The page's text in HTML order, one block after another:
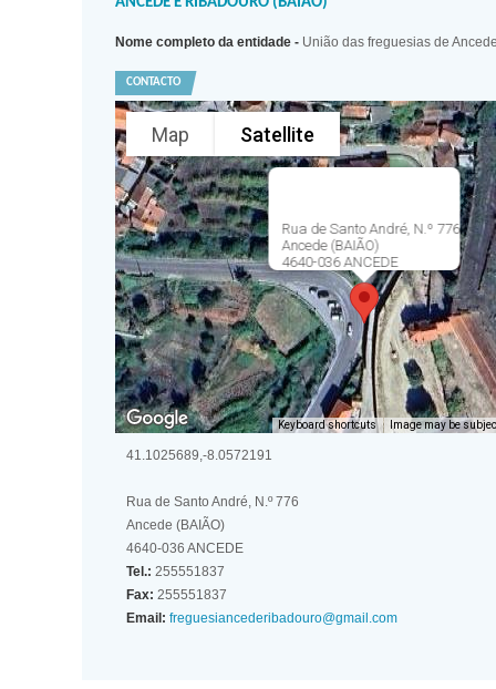
Nome completo da entidade - União das freguesias de
CONTACTO
Rua de Santo André, N.º 776
Ancede (BAIÃO)
4640-036 ANCEDE
Map Satellite
Keyboard shortcuts Image may be
41.1025689,-8.0572191
Rua de Santo André, N.º 776
Ancede (BAIÃO)
4640-036 ANCEDE
Tel.: 255551837
Fax: 255551837
Email: freguesiancederibadouro@gmail.com